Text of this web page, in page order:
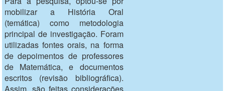
mobilizar a História Oral
(temática) como metodologia
principal de investigação. Foram
utilizadas fontes orais, na forma
de depoimentos de professores
de Matemática, e documentos
escritos (revisão bibliográfica).